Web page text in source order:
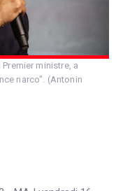
ministre, a
narco". (Antonin